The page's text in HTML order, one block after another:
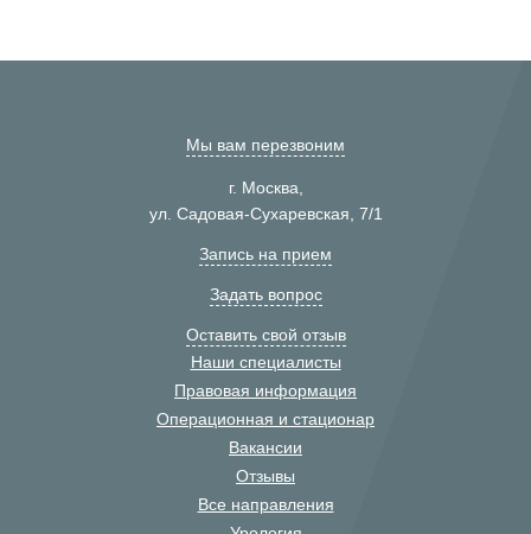
Мы вам перезвоним
г. Москва,
ул. Садовая-Сухаревская, 7/1
Запись на прием
Задать вопрос
Оставить свой отзыв
Наши специалисты
Правовая информация
Операционная и стационар
Вакансии
Отзывы
Все направления